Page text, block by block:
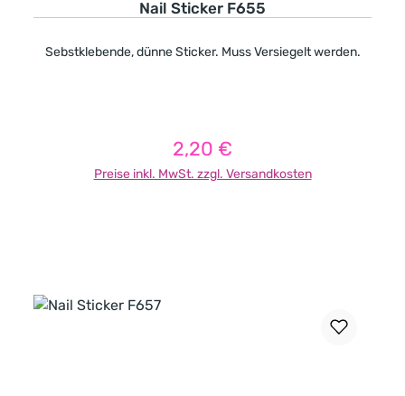
Nail Sticker F655
Sebstklebende, dünne Sticker. Muss Versiegelt werden.
Regulärer Preis:
2,20 €
Preise inkl. MwSt. zzgl. Versandkosten